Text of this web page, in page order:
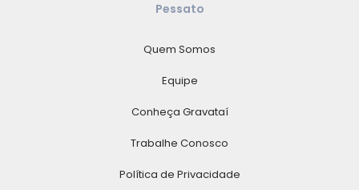
Pessato
Quem Somos
Equipe
Conheça Gravataí
Trabalhe Conosco
Política de Privacidade